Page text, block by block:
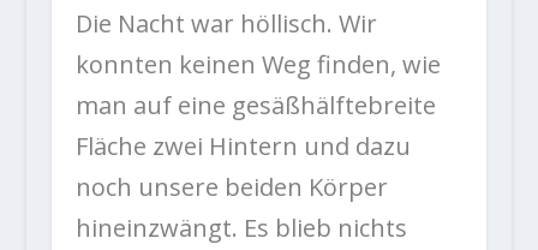
Die Nacht war höllisch. Wir
konnten keinen Weg finden, wie
man auf eine gesäßhälftebreite
Fläche zwei Hintern und dazu
noch unsere beiden Körper
hineinzwängt. Es blieb nichts